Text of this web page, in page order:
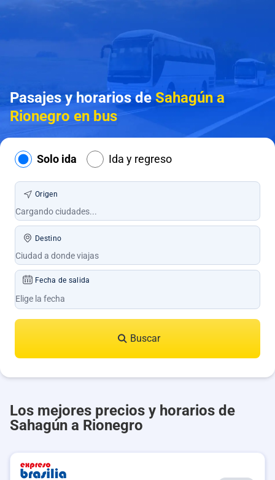
Pasajes y horarios deSahagún a
Rionegro en bus
Solo ida Ida y regreso
Origen
Destino
Fecha de salida
Buscar
Los mejores precios y horarios de
Sahagún a Rionegro